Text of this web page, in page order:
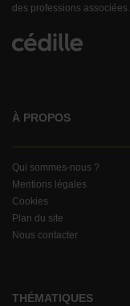
des professions associées.
À PROPOS
Qui sommes-nous ?
Mentions légales
Cookies
Plan du site
Nous contacter
THÉMATIQUES